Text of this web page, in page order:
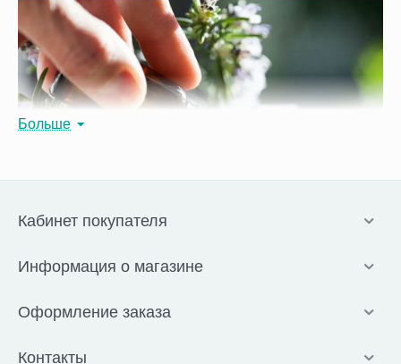
Субстанция представляет собой выжимку определенного
растения. Свойства продукции зависят от исходного сырья.
Для проведения сеансов ароматерапии в воду добавляют 3-
Больше
Кабинет покупателя
Информация о магазине
Оформление заказа
Контакты